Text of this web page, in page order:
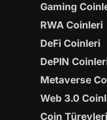
Gaming
RWA Coinleri
DeFi Coinleri
DePIN
Metaverse
Web 3.0
Coin Türevleri